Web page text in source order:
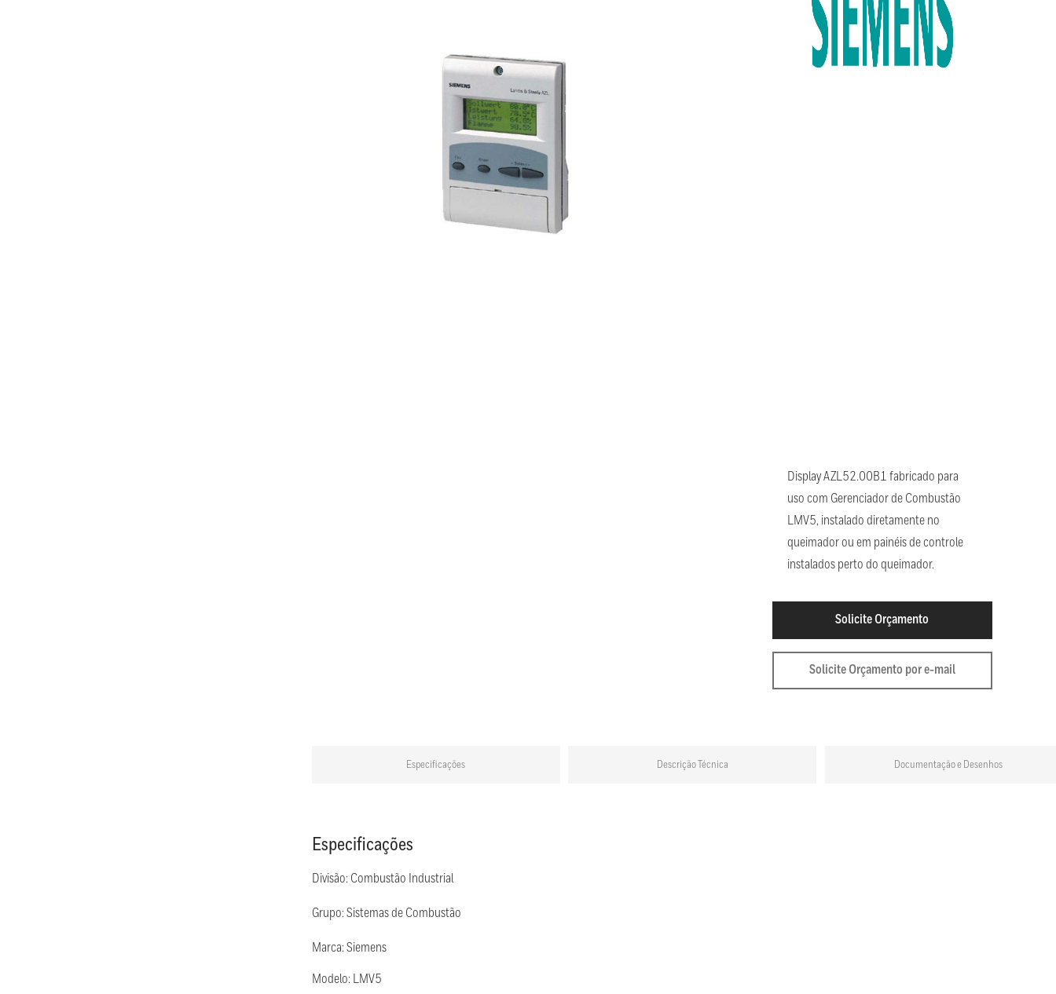
Display AZL52.00B1 fabricado para
uso com Gerenciador de Combustão
LMV5, instalado diretamente no
queimador ou em painéis de controle
instalados perto do queimador.
Solicite Orçamento
Solicite Orçamento por e-mail
Especificações Descrição Técnica Documentação e Desenhos
Especificações
Divisão: Combustão Industrial
Grupo: Sistemas de Combustão
Marca: Siemens
Modelo: LMV5